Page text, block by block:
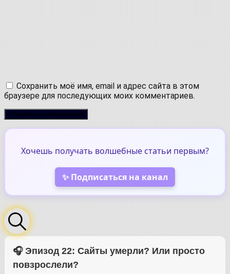
Сохранить моё имя, email и адрес сайта в этом
браузере для последующих моих комментариев.
Хочешь получать волшебные статьи первым?
✨ Подписаться на канал
🎧 Эпизод 22: Сайты умерли? Или просто
повзрослели?